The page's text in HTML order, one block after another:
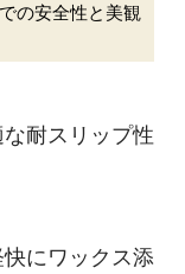
の安全性と美観
耐スリップ性
にワックス添